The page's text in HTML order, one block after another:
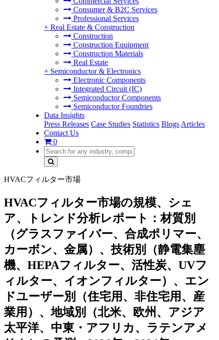
Consumer & B2C Services
Professional Services
+ Real Estate & Construction
Construction
Construction Equipment
Construction Materials
Real Estate
+ Semiconductor & Electronics
Electronic Components
Integrated Circuit (IC)
Semiconductor Components
Semiconductor Foundries
Data Insights
Press Releases Case Studies Statistics Blogs Articles
Contact Us
0
HVACフィルター市場
HVACフィルター市場の規模、シェ
ア、トレンド分析レポート：材質別
（グラスファイバー、合成ポリマー、
カーボン、金属）、技術別（静電集塵
機、HEPAフィルター、活性炭、UVフ
ィルター、イオンフィルター）、エン
ドユーザー別（住宅用、非住宅用、産
業用）、地域別（北米、欧州、アジア
太平洋、中東・アフリカ、ラテンアメ